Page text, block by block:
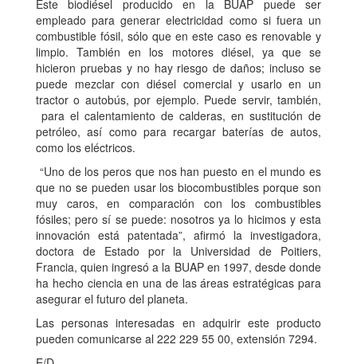
Este biodiésel producido en la BUAP puede ser
empleado para generar electricidad como si fuera un
combustible fósil, sólo que en este caso es renovable y
limpio. También en los motores diésel, ya que se
hicieron pruebas y no hay riesgo de daños; incluso se
puede mezclar con diésel comercial y usarlo en un
tractor o autobús, por ejemplo. Puede servir, también,
para el calentamiento de calderas, en sustitución de
petróleo, así como para recargar baterías de autos,
como los eléctricos.
“Uno de los peros que nos han puesto en el mundo es
que no se pueden usar los biocombustibles porque son
muy caros, en comparación con los combustibles
fósiles; pero sí se puede: nosotros ya lo hicimos y esta
innovación está patentada”, afirmó la investigadora,
doctora de Estado por la Universidad de Poitiers,
Francia, quien ingresó a la BUAP en 1997, desde donde
ha hecho ciencia en una de las áreas estratégicas para
asegurar el futuro del planeta.
Las personas interesadas en adquirir este producto
pueden comunicarse al 222 229 55 00, extensión 7294.